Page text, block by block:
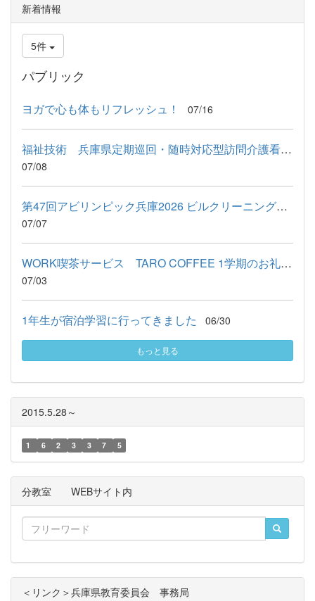
新着情報
5件
パブリック
ヨガで心も体もリフレッシュ！ 07/16
福祉技術 兵庫県定期巡回・随時対応型訪問介護看護事業者連絡協...
07/08
第47回アビリンピック兵庫2026 ビルクリーニング競技に出場しまし...
07/07
WORK喫茶サービス TARO COFFEE 1学期のお礼＆9月予定
07/03
1年生が宿泊学習に行ってきました 06/30
もっと見る
2015.5.28～
1 6 2 3 3 7 5
分教室 WEBサイト内
＜リンク＞兵庫県教育委員会 事務局